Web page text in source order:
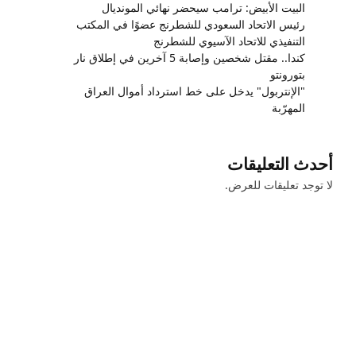
البيت الأبيض: ترامب سيحضر نهائي المونديال
رئيس الاتحاد السعودي للشطرنج عضوًا في المكتب
التنفيذي للاتحاد الآسيوي للشطرنج
كندا.. مقتل شخصين وإصابة 5 آخرين في إطلاق نار
بتورونتو
"الإنتربول" يدخل على خط استرداد أموال العراق
المهرّبة
أحدث التعليقات
لا توجد تعليقات للعرض.